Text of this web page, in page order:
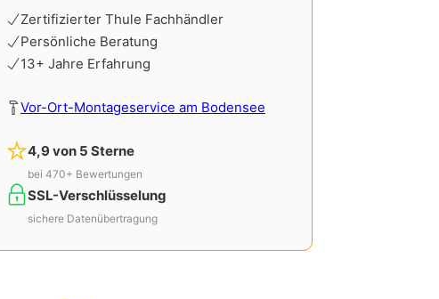
Zertifizierter Thule Fachhändler
Persönliche Beratung
13+ Jahre Erfahrung
Vor-Ort-Montageservice am Bodensee
4,9 von 5 Sterne
bei 470+ Bewertungen
SSL-Verschlüsselung
sichere Datenübertragung